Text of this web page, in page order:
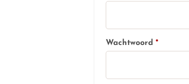
Wachtwoord*Vereist